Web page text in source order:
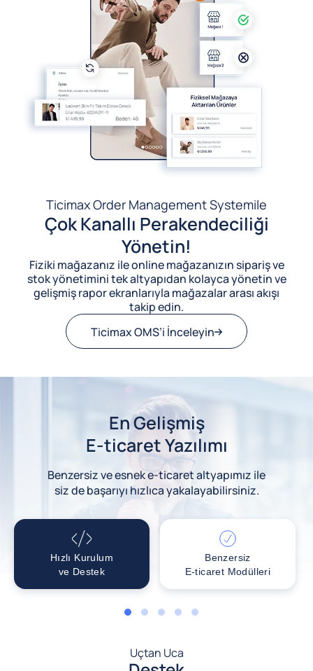
Ticimax Order Management Systemile
Çok Kanallı Perakendeciliği
Yönetin!
Fiziki mağazanız ile online mağazanızın sipariş ve
stok yönetimini tek altyapıdan kolayca yönetin ve
gelişmiş rapor ekranlarıyla mağazalar arası akışı
takip edin.
Ticimax OMS’i İnceleyin
En Gelişmiş
E-ticaret Yazılımı
Benzersiz ve esnek e-ticaret altyapımız ile
siz de başarıyı hızlıca yakalayabilirsiniz.
Hızlı Kurulum
ve Destek
Benzersiz
E-ticaret Modülleri
1 2 3 4 5
Uçtan Uca